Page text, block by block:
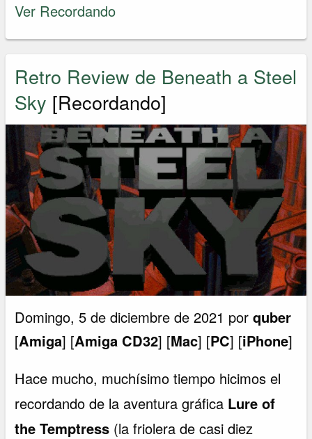
Ver Recordando
Retro Review de Beneath a Steel
Sky [Recordando]
Domingo, 5 de diciembre de 2021 porquber
[Amiga] [Amiga CD32] [Mac] [PC] [iPhone]
Hace mucho, muchísimo tiempo hicimos el
recordando de la aventura gráfica Lure of
the Temptress (la friolera de casi diez